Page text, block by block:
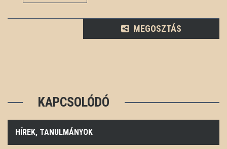
MEGOSZTÁS
KAPCSOLÓDÓ
HÍREK, TANULMÁNYOK